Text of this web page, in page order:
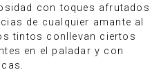
con toques afrutados
de cualquier amante al
tintos conllevan ciertos
en el paladar y con